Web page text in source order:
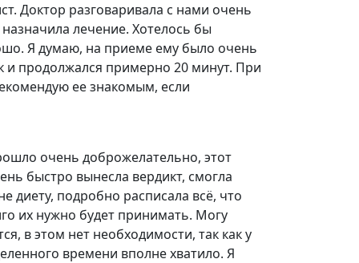
Доктор разговаривала с нами очень
лечение. Хотелось бы
Я думаю, на приеме ему было очень
и продолжался примерно 20 минут. При
ее знакомым, если
очень доброжелательно, этот
быстро вынесла вердикт, смогла
диету, подробно расписала всё, что
их нужно будет принимать. Могу
в этом нет необходимости, так как у
времени вполне хватило. Я